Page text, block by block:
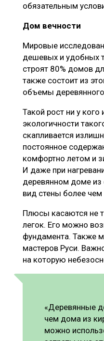
обязательным
Дом вечности
Мировые
дешевых и удобных
строят 80% домов
также состоит из
объемы
Такой рост ни у
экологичности
скапливается
постоянное
комфортно летом и
И даже при
деревянном доме из
вид стены более чем
Плюсы касаются не
легок. Его можно
фундамента. Также
мастеров Руси.
на которую
«Деревянные
чем дома из
можно